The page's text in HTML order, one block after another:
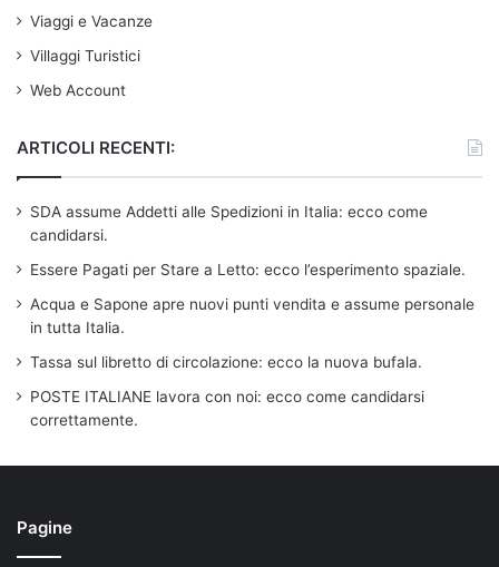
Viaggi e Vacanze
Villaggi Turistici
Web Account
ARTICOLI RECENTI:
SDA assume Addetti alle Spedizioni in Italia: ecco come
candidarsi.
Essere Pagati per Stare a Letto: ecco l’esperimento spaziale.
Acqua e Sapone apre nuovi punti vendita e assume personale
in tutta Italia.
Tassa sul libretto di circolazione: ecco la nuova bufala.
POSTE ITALIANE lavora con noi: ecco come candidarsi
correttamente.
Pagine